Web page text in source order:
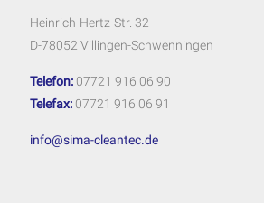
Heinrich-Hertz-Str. 32
D-78052 Villingen-Schwenningen
Telefon:07721 916 06 90
Telefax:07721 916 06 91
info@sima-cleantec.de